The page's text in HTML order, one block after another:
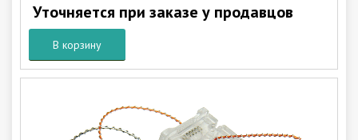
Уточняется при заказе у продавцов
В корзину